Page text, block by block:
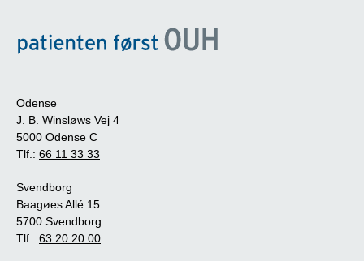
Odense
J. B. Winsløws Vej 4
5000 Odense C
Tlf.: 66 11 33 33
Svendborg
Baagøes Allé 15
5700 Svendborg
Tlf.: 63 20 20 00